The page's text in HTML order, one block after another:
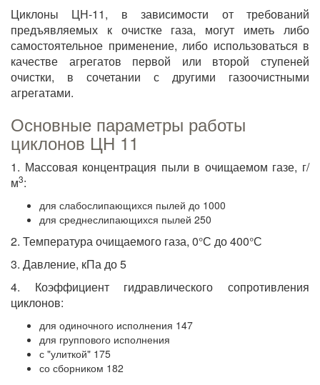
Циклоны ЦН-11, в зависимости от требований
предъявляемых к очистке газа, могут иметь либо
самостоятельное применение, либо использоваться в
качестве агрегатов первой или второй ступеней
очистки, в сочетании с другими газоочистными
агрегатами.
Основные параметры работы
циклонов ЦН 11
1. Массовая концентрация пыли в очищаемом газе, г/
м3:
для слабослипающихся пылей до 1000
для среднеслипающихся пылей 250
2. Температура очищаемого газа, 0°С до 400°С
3. Давление, кПа до 5
4. Коэффициент гидравлического сопротивления
циклонов:
для одиночного исполнения 147
для группового исполнения
с "улиткой" 175
со сборником 182